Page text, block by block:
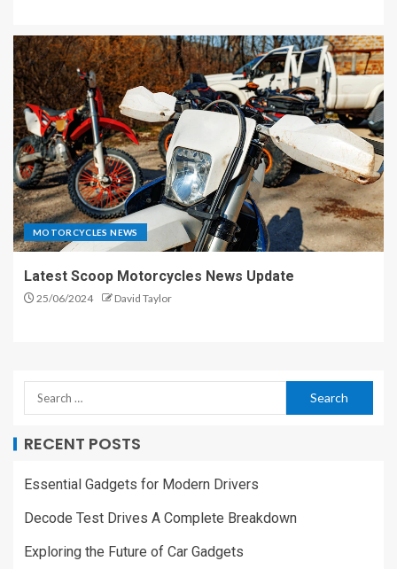
MOTORCYCLES NEWS
Latest Scoop Motorcycles News Update
25/06/2024 David Taylor
RECENT POSTS
Essential Gadgets for Modern Drivers
Decode Test Drives A Complete Breakdown
Exploring the Future of Car Gadgets